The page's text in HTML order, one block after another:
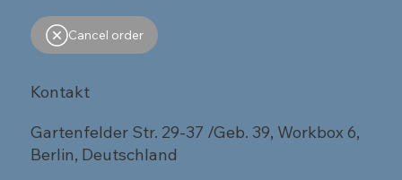
Cancel order
Kontakt
Gartenfelder Str. 29-37 /Geb. 39, Workbox 6,
Berlin, Deutschland